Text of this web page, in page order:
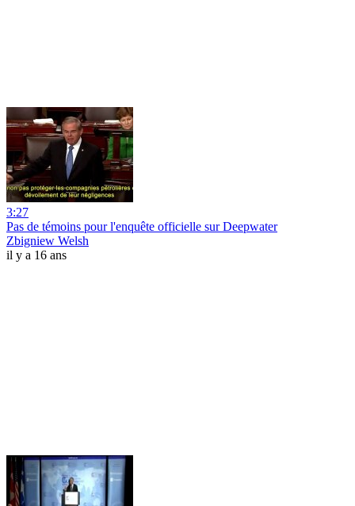
3:27
Pas de témoins pour l'enquête officielle sur Deepwater
Zbigniew Welsh
il y a 16 ans